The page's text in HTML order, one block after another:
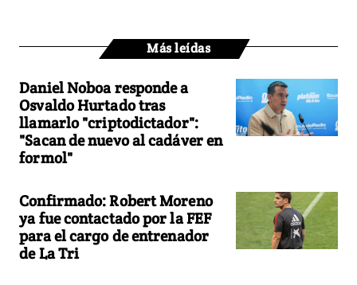
Más leídas
Daniel Noboa responde a
Osvaldo Hurtado tras
llamarlo "criptodictador":
"Sacan de nuevo al cadáver en
formol"
Confirmado: Robert Moreno
ya fue contactado por la FEF
para el cargo de entrenador
de La Tri